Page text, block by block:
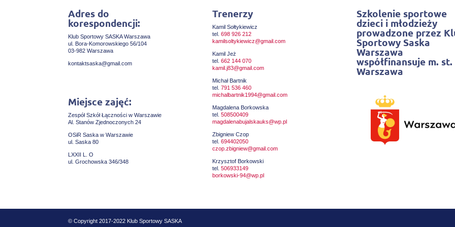
Adres do
korespondencji:
Klub Sportowy SASKA Warszawa
ul. Bora-Komorowskiego 56/104
03-982 Warszawa
kontaktsaska@gmail.com
Miejsce zajęć:
Zespół Szkół Łączności w Warszawie
Al. Stanów Zjednoczonych 24
OSiR Saska w Warszawie
ul. Saska 80
LXXII L. O
ul. Grochowska 346/348
Trenerzy
Kamil Sołtykiewicz
tel. 698 926 212
kamilsoltykiewicz@gmail.com
Kamil Jeż
tel. 662 144 070
kamil.j83@gmail.com
Michał Bartnik
tel. 791 536 460
michalbartnik1994@gmail.com
Magdalena Borkowska
tel. 508500409
magdalenabujalskauks@wp.pl
Zbigniew Czop
tel. 694402050
czop.zbigniew@gmail.com
Krzysztof Borkowski
tel. 506933149
borkowski-94@wp.pl
Szkolenie sportowe
dzieci i młodzieży
prowadzone przez
Sportowy Saska
Warszawa
współfinansuje m. st.
Warszawa
© Copyright 2017-2022 Klub Sportowy SASKA